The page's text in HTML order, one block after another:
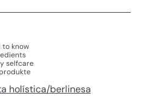
to know
selfcare
holística/berlinesa